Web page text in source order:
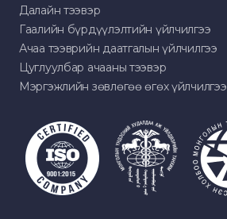
Далайн тээвэр
Гаалийн бүрдүүлэлтийн үйлчилгээ
Ачаа тээврийн даатгалын үйлчилгээ
Цуглуулбар ачааны тээвэр
Мэргэжлийн зөвлөгөө өгөх үйлчилгээ